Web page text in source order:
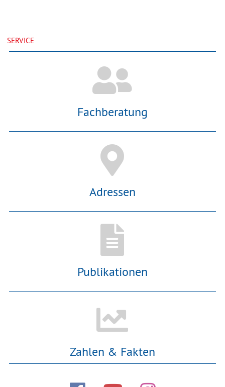
SERVICE
Fachberatung
Adressen
Publikationen
Zahlen & Fakten